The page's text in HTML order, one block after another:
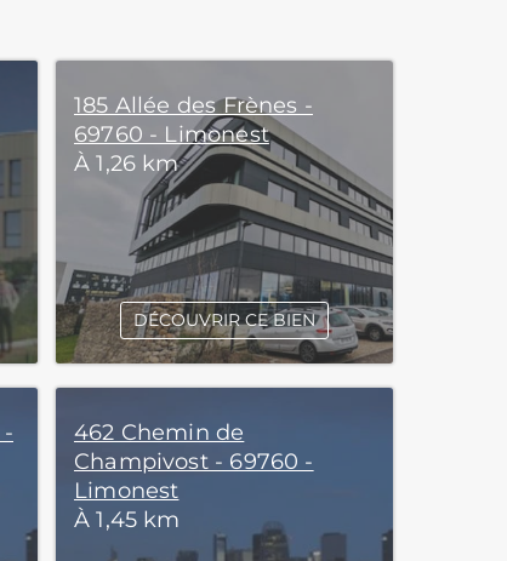
185 Allée des Frènes -
69760 - Limonest
À 1,26 km
DÉCOUVRIR CE BIEN
462 Chemin de
Champivost - 69760 -
Limonest
À 1,45 km